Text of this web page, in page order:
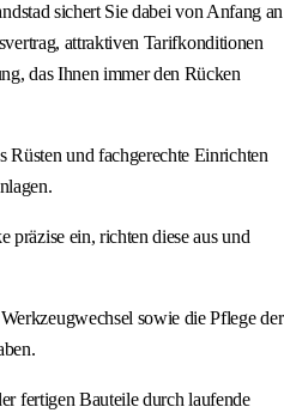
sichert Sie dabei von Anfang an
attraktiven Tarifkonditionen
das Ihnen immer den Rücken
Rüsten und fachgerechte Einrichten
präzise ein, richten diese aus und
sowie die Pflege der
fertigen Bauteile durch laufende